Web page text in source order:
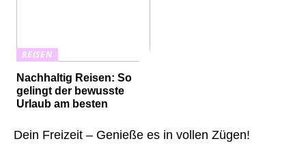
REISEN
Nachhaltig Reisen: So
gelingt der bewusste
Urlaub am besten
Dein Freizeit – Genieße es in vollen Zügen!